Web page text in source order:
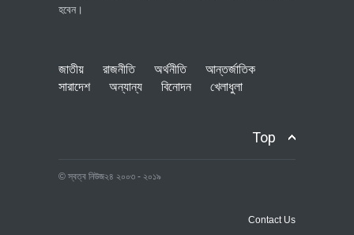
হবেন।
জাতীয় রাজনীতি অর্থনীতি
আন্তর্জাতিক
সারাদেশ
অন্যান্য বিনোদন খেলাধুলা
Top
© স্বত্ব নিউজ২৪ ২০০৩ - ২০১৯
Contact Us